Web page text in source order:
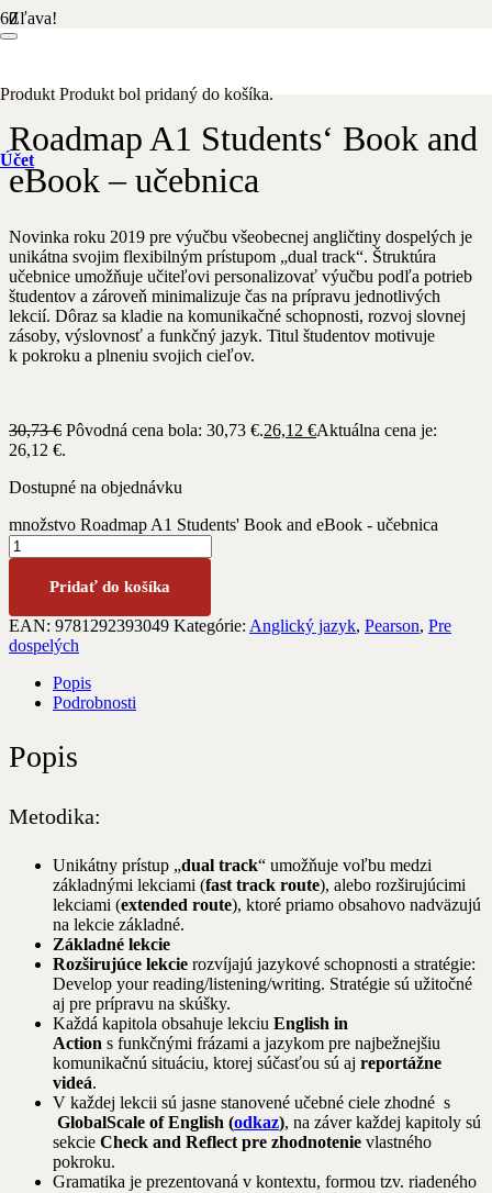
Produkt Produkt bol pridaný do košíka.
Účet
Zľava!
Roadmap A1 Students‘ Book and
eBook – učebnica
Novinka roku 2019 pre výučbu všeobecnej angličtiny dospelých je
unikátna svojim flexibilným prístupom „dual track“. Štruktúra
učebnice umožňuje učiteľovi personalizovať výučbu podľa potrieb
študentov a zároveň minimalizuje čas na prípravu jednotlivých
lekcií. Dôraz sa kladie na komunikačné schopnosti, rozvoj slovnej
zásoby, výslovnosť a funkčný jazyk. Titul študentov motivuje
k pokroku a plneniu svojich cieľov.
30,73€ Pôvodná cena bola: 30,73 €.26,12 €Aktuálna cena je:
26,12 €.
Dostupné na objednávku
množstvo Roadmap A1 Students' Book and eBook - učebnica
Pridať do košíka
EAN: 9781292393049 Kategórie: Anglický jazyk, Pearson, Pre
dospelých
Popis
Podrobnosti
Popis
Metodika:
Unikátny prístup „dual track“ umožňuje voľbu medzi
základnými lekciami (fast track route), alebo rozširujúcimi
lekciami (extended route), ktoré priamo obsahovo nadväzujú
na lekcie základné.
Základné lekcie
Rozširujúce lekcie rozvíjajú jazykové schopnosti a stratégie:
Develop your reading/listening/writing. Stratégie sú užitočné
aj pre prípravu na skúšky.
Každá kapitola obsahuje lekciu English in
Action s funkčnými frázami a jazykom pre najbežnejšiu
komunikačnú situáciu, ktorej súčasťou sú aj reportážne
videá.
V každej lekcii sú jasne stanovené učebné ciele zhodné s
GlobalScale of English (odkaz), na záver každej kapitoly sú
sekcie Check and Reflect pre zhodnotenie vlastného
pokroku.
Gramatika je prezentovaná v kontextu, formou tzv. riadeného